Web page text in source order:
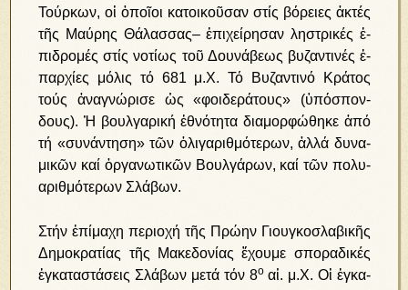
Τούρ­κων, οἱ ὁ­ποῖ­οι κα­τοι­κοῦ­σαν στίς βό­ρει­ες ἀ­κτές
τῆς Μαύ­ρης Θά­λασ­σας– ἐ­πι­χεί­ρη­σαν λη­στρι­κές ἐ­
πι­δρο­μές στίς νο­τί­ως τοῦ Δου­νά­βε­ως βυ­ζαν­τι­νές ἐ­
παρ­χί­ες μό­λις τό 681 μ.Χ. Τό Βυ­ζαν­τι­νό Κρά­τος
τούς ἀ­να­γνώ­ρι­σε ὡς «φοι­δε­ρά­τους» (ὑ­πό­σπον­
δους). Ἡ βουλ­γα­ρι­κή ἐ­θνό­τη­τα δι­α­μορ­φώ­θη­κε ἀ­πό
τή «συ­νάν­τη­ση» τῶν ὀ­λι­γα­ριθ­μό­τε­ρων, ἀλ­λά δυ­να­
μι­κῶν καί ὀρ­γα­νω­τι­κῶν Βουλ­γά­ρων, καί τῶν πο­λυ­
α­ριθ­μό­τε­ρων Σλά­βων.
Στήν ἐ­πί­μα­χη πε­ρι­ο­χή τῆς Πρώ­ην Γι­ουγ­κοσ­λα­βι­κῆς
Δη­μο­κρα­τί­ας τῆς Μα­κε­δο­νί­ας ἔ­χου­με σπο­ρα­δι­κές
ἐγ­κα­τα­στά­σεις Σλά­βων με­τά τόν 8οαἰ. μ.Χ. Οἱ ἐγ­κα­